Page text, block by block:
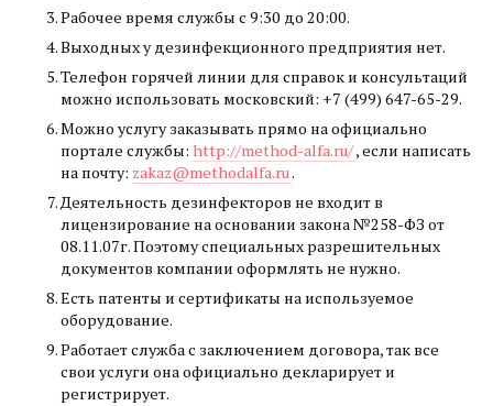
Рабочее время службы с 9:30 до 20:00.
Выходных у дезинфекционного предприятия нет.
Телефон горячей линии для справок и консультаций
можно использовать московский: +7 (499) 647-65-29.
Можно услугу заказывать прямо на официально
портале службы: http://method-alfa.ru/, если написать
на почту: zakaz@methodalfa.ru.
Деятельность дезинфекторов не входит в
лицензирование на основании закона №258-ФЗ от
08.11.07г. Поэтому специальных разрешительных
документов компании оформлять не нужно.
Есть патенты и сертификаты на используемое
оборудование.
Работает служба с заключением договора, так все
свои услуги она официально декларирует и
регистрирует.